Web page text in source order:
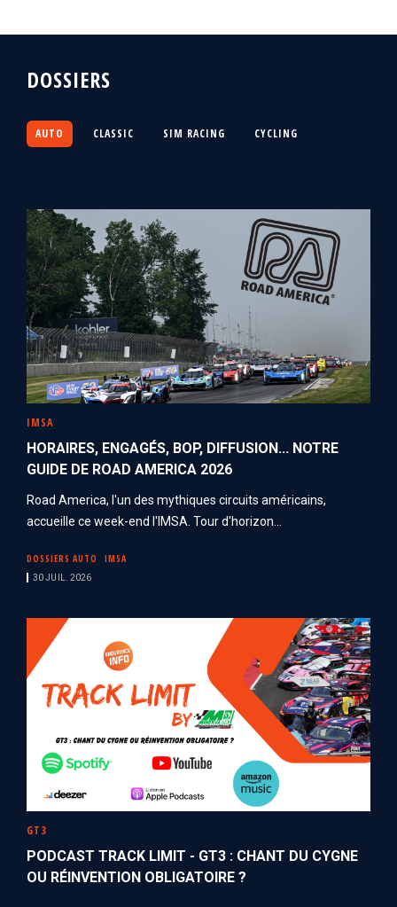
DOSSIERS
AUTO CLASSIC SIM RACING CYCLING
IMSA
HORAIRES, ENGAGÉS, BOP, DIFFUSION... NOTRE
GUIDE DE ROAD AMERICA 2026
Road America, l'un des mythiques circuits américains,
accueille ce week-end l'IMSA. Tour d'horizon...
DOSSIERS AUTO IMSA
30 JUIL. 2026
GT3
PODCAST TRACK LIMIT - GT3 : CHANT DU CYGNE
OU RÉINVENTION OBLIGATOIRE ?